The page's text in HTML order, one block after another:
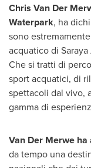
Chris Van Der
Waterpark, ha
sono
acquatico di
Che si tratti di
sport acquatici, di
spettacoli dal vivo,
gamma di
Van Der Merwe ha
da tempo una